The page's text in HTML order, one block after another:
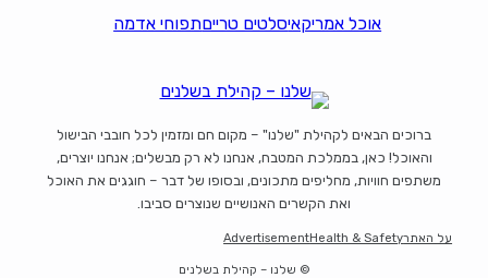
אוכל אמריקאיסלטים טרייםתפוחי אדמה
ברוכים הבאים לקהילת "שלנו" – מקום חם ומזמין לכל חובבי הבישול
והאוכל! כאן, בממלכת המטבח, אנחנו לא רק מבשלים; אנחנו יוצרים,
משתפים חוויות, מחליפים מתכונים, ובסופו של דבר – חוגגים את האוכל
ואת הקשרים האנושיים שנוצרים סביבו.
על האתרHealth & Safety
Advertisement
© שלנו – קהילת בשלנים